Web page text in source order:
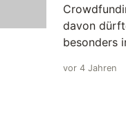
davon
besonders
vor 4 Jahren